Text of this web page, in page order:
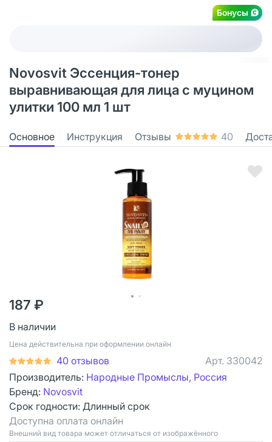
Бонусы
Novosvit Эссенция-тонер
выравнивающая для лица с муцином
улитки 100 мл 1 шт
Основное Инструкция Отзывы 40
187 ₽
В наличии
Цена действительна при оформлении онлайн
40 отзывов Арт. 330042
Производитель: Народные Промыслы, Россия
Бренд: Novosvit
Срок годности: Длинный срок
Доступна оплата онлайн
Bнешний вид товара может отличаться от изображённого